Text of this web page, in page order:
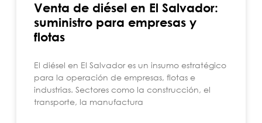
Venta de diésel en El Salvador:
suministro para empresas y
flotas
El diésel en El Salvador es un insumo estratégico
para la operación de empresas, flotas e
industrias. Sectores como la construcción, el
transporte, la manufactura